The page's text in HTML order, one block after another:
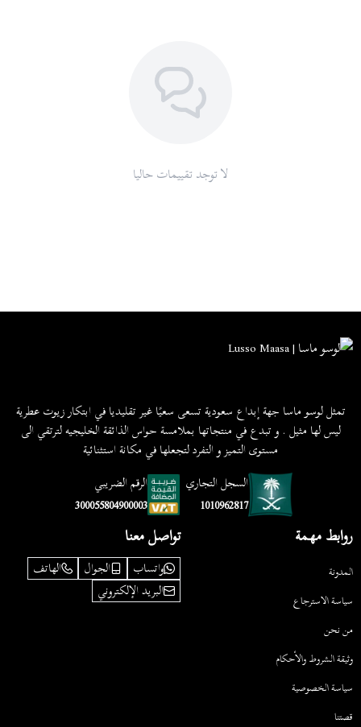
لا توجد تقييمات حاليا
تمثل لوسو ماسا جهة إبداع سعودية تسعى سعيًا غير تقليديا في ابتكار زيوت عطرية
ليس لها مثيل . و تبدع في منتجاتها بملامسة حواس الذائقة الخليجيه لترتقي الى
مستوى التميز و التفرد لتجعلها في مكانة استثنائية
السجل التجاري
1010962817
الرقم الضريبي
300055804900003
روابط مهمة
المدونة
سياسة الاسترجاع
من نحن
وثيقة الشروط والأحكام
سياسة الخصوصية
قصتنا
تواصل معنا
واتساب الجوال
الهاتف
البريد الإلكتروني